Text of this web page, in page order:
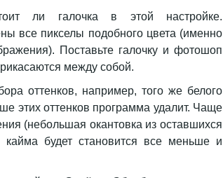
ли галочка в этой настройке.
все пикселы подобного цвета (именно
Поставьте галочку и фотошоп
между собой.
оттенков, например, того же белого
этих оттенков программа удалит. Чаще
(небольшая окантовка из оставшихся
будет становится все меньше и